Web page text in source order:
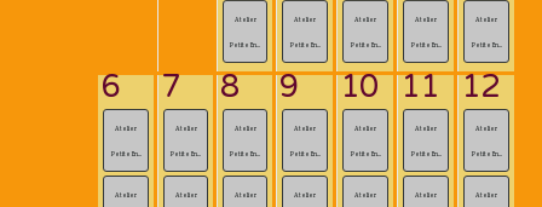
Atelier
Petite En...
Atelier
Petite En...
Atelier
Petite En...
Atelier
Petite En...
Atelier
Petite En...
6
Atelier
Petite En...
Atelier
7
Atelier
Petite En...
Atelier
8
Atelier
Petite En...
Atelier
9
Atelier
Petite En...
Atelier
10
Atelier
Petite En...
Atelier
11
Atelier
Petite En...
Atelier
12
Atelier
Petite En...
Atelier